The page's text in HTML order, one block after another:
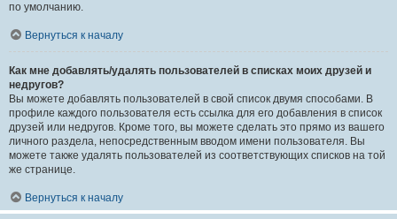
по умолчанию.
Вернуться к началу
Как мне добавлять/удалять пользователей в списках моих друзей и
недругов?
Вы можете добавлять пользователей в свой список двумя способами. В
профиле каждого пользователя есть ссылка для его добавления в список
друзей или недругов. Кроме того, вы можете сделать это прямо из вашего
личного раздела, непосредственным вводом имени пользователя. Вы
можете также удалять пользователей из соответствующих списков на той
же странице.
Вернуться к началу